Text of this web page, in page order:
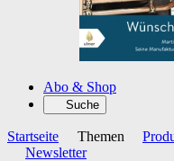
Abo & Shop
Suche
Startseite Themen
Newsletter